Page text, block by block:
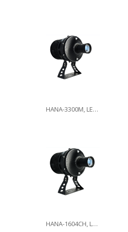
HANA-3300M, LED300W
HANA-1604CH, LED160W